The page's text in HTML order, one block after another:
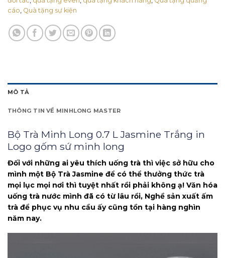
cáo, Quà tặng sự kiện
MÔ TẢ
THÔNG TIN VỀ MINHLONG MASTER
Bộ Trà Minh Long 0.7 L Jasmine Trắng in
Logo gốm sứ minh long
Đối với những ai yêu thích uống trà thì việc sở hữu cho
mình một Bộ Trà Jasmine để có thể thưởng thức trà
mọi lục mọi nơi thì tuyệt nhất rồi phải không ạ! Văn hóa
uống trà nước mình đã có từ lâu rồi, Nghề sản xuất ấm
trà để phục vụ nhu cầu ấy cũng tồn tại hàng nghìn
năm nay.